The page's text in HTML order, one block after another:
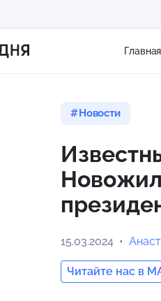
Главная
Новости
15.03.2024
Читайте нас в